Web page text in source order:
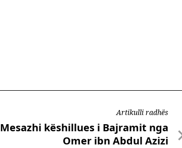
Artikulli radhës
Mesazhi këshillues i Bajramit nga
Omer ibn Abdul Azizi